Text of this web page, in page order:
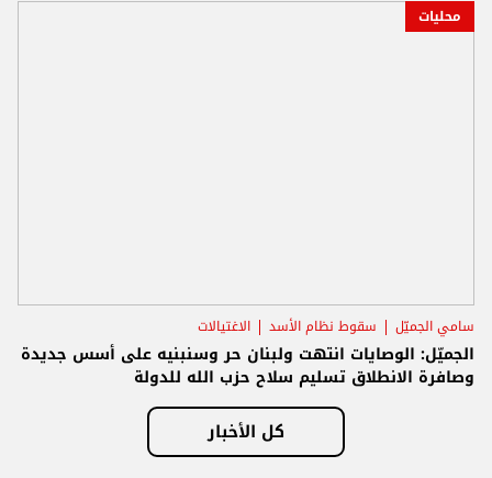
محليات
سامي الجميّل سقوط نظام الأسد الاغتيالات
الجميّل: الوصايات انتهت ولبنان حر وسنبنيه على أسس جديدة
وصافرة الانطلاق تسليم سلاح حزب الله للدولة
كل الأخبار